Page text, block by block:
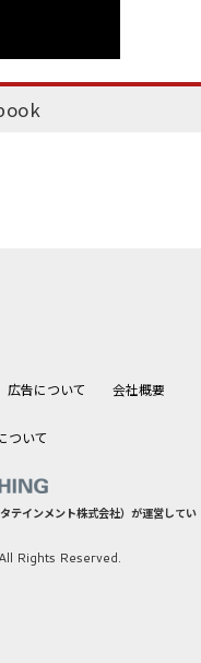
広告について 会社概要
ついて
テインメント株式会社）が運営してい
Rights Reserved.